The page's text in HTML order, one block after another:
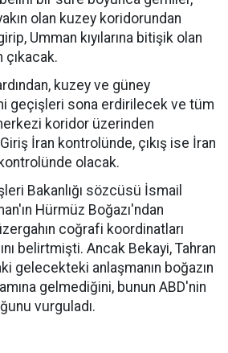
olan kuzey koridorundan
Umman kıyılarına bitişik olan
çıkacak.
kuzey ve güney
geçişleri sona erdirilecek ve tüm
koridor üzerinden
İran kontrolünde, çıkış ise İran
olacak.
Bakanlığı sözcüsü İsmail
Hürmüz Boğazı'ndan
coğrafi koordinatları
belirtmişti. Ancak Bekayi, Tahran
gelecekteki anlaşmanın boğazın
gelmediğini, bunun ABD'nin
vurguladı.